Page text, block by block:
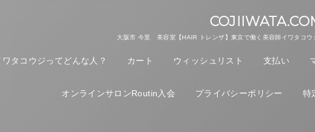
大阪市 今里 美容室【HAIR トレンザ】東京で働く美容師イワタコウ
ワタコウジってどんな人？ カート ウィッシュリスト 支払い
オンラインサロンRoutin入会 プライバシーポリシー 特